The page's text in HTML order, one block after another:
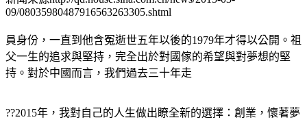
09/08035980487916563263305.shtml
員身份，一直到他含冤逝世五年以後的1979年才得以公開。祖
父一生的追求與堅持，完全出於對國傢的希望與對夢想的堅
持。對於中國而言，我們過去三十年走
??2015年，我對自己的人生做出瞭全新的選擇：創業，懷著夢